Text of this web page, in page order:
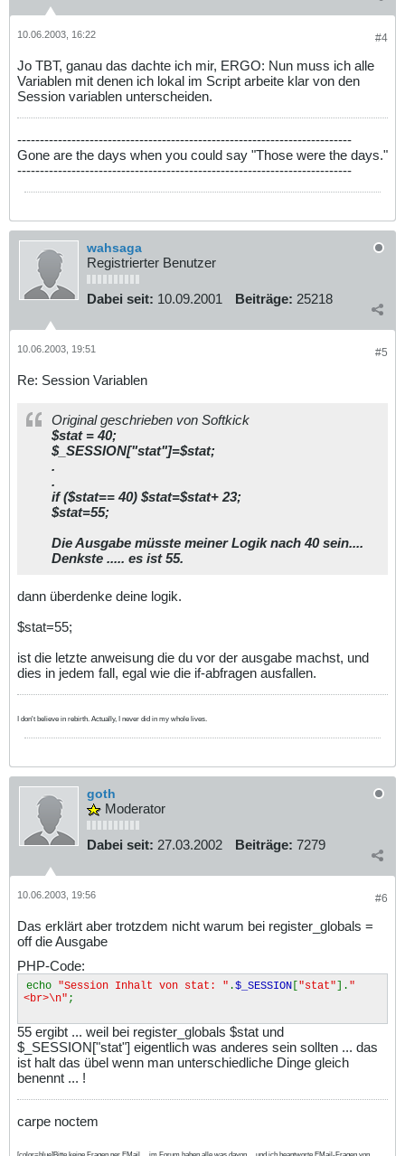
#4
10.06.2003, 16:22
Jo TBT, ganau das dachte ich mir, ERGO: Nun muss ich alle
Variablen mit denen ich lokal im Script arbeite klar von den
Session variablen unterscheiden.
--------------------------------------------------------------------------
Gone are the days when you could say "Those were the days."
--------------------------------------------------------------------------
wahsaga
Registrierter Benutzer
Dabei seit: 10.09.2001 Beiträge: 25218
#5
10.06.2003, 19:51
Re: Session Variablen
Original geschrieben von Softkick
$stat = 40;
$_SESSION["stat"]=$stat;
.
.
if ($stat== 40) $stat=$stat+ 23;
$stat=55;
Die Ausgabe müsste meiner Logik nach 40 sein....
Denkste ..... es ist 55.
dann überdenke deine logik.
$stat=55;
ist die letzte anweisung die du vor der ausgabe machst, und
dies in jedem fall, egal wie die if-abfragen ausfallen.
I don't believe in rebirth. Actually, I never did in my whole lives.
goth
Moderator
Dabei seit: 27.03.2002 Beiträge: 7279
#6
10.06.2003, 19:56
Das erklärt aber trotzdem nicht warum bei register_globals =
off die Ausgabe
PHP-Code:
echo "Session Inhalt von stat: " .$_SESSION ["stat"]. "
<br>\n" ;
55 ergibt ... weil bei register_globals $stat und
$_SESSION["stat"] eigentlich was anderes sein sollten ... das
ist halt das übel wenn man unterschiedliche Dinge gleich
benennt ... !
carpe noctem
[color=blue]Bitte keine Fragen per EMail ... im Forum haben alle was davon ... und ich beantworte EMail-Fragen von